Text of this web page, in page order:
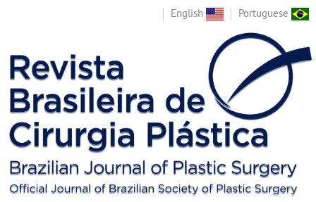
English Portuguese